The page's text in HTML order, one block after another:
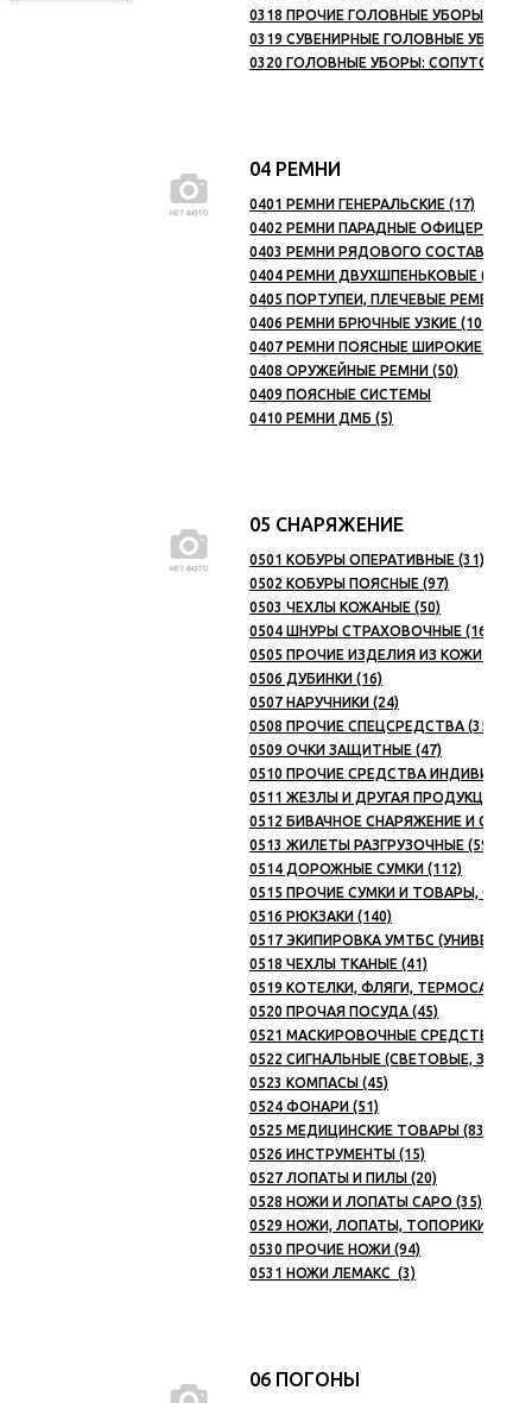
0318 ПРОЧИЕ ГОЛОВНЫЕ УБОРЫ (28)
0319 СУВЕНИРНЫЕ ГОЛОВНЫЕ УБОРЫ
0320 ГОЛОВНЫЕ УБОРЫ:
04 РЕМНИ
0401 РЕМНИ ГЕНЕРАЛЬСКИЕ (17)
0402 РЕМНИ ПАРАДНЫЕ ОФИЦЕРСКИЕ
0403 РЕМНИ РЯДОВОГО СОСТАВА ПОД
0404 РЕМНИ ДВУХШПЕНЬКОВЫЕ (19)
0405 ПОРТУПЕИ, ПЛЕЧЕВЫЕ РЕМЕШКИ
0406 РЕМНИ БРЮЧНЫЕ УЗКИЕ (104)
0407 РЕМНИ ПОЯСНЫЕ ШИРОКИЕ (30)
0408 ОРУЖЕЙНЫЕ РЕМНИ (50)
0409 ПОЯСНЫЕ СИСТЕМЫ
0410 РЕМНИ ДМБ (5)
05 СНАРЯЖЕНИЕ
0501 КОБУРЫ ОПЕРАТИВНЫЕ (31)
0502 КОБУРЫ ПОЯСНЫЕ (97)
0503 ЧЕХЛЫ КОЖАНЫЕ (50)
0504 ШНУРЫ СТРАХОВОЧНЫЕ (16)
0505 ПРОЧИЕ ИЗДЕЛИЯ ИЗ КОЖИ И
0506 ДУБИНКИ (16)
0507 НАРУЧНИКИ (24)
0508 ПРОЧИЕ СПЕЦСРЕДСТВА (35)
0509 ОЧКИ ЗАЩИТНЫЕ (47)
0510 ПРОЧИЕ СРЕДСТВА
0511 ЖЕЗЛЫ И ДРУГАЯ ПРОДУКЦИЯ
0512 БИВАЧНОЕ СНАРЯЖЕНИЕ И
0513 ЖИЛЕТЫ РАЗГРУЗОЧНЫЕ (59)
0514 ДОРОЖНЫЕ СУМКИ (112)
0515 ПРОЧИЕ СУМКИ И ТОВАРЫ,
0516 РЮКЗАКИ (140)
0517 ЭКИПИРОВКА УМТБС
0518 ЧЕХЛЫ ТКАНЫЕ (41)
0519 КОТЕЛКИ, ФЛЯГИ, ТЕРМОСА (33)
0520 ПРОЧАЯ ПОСУДА (45)
0521 МАСКИРОВОЧНЫЕ СРЕДСТВА (25)
0522 СИГНАЛЬНЫЕ (СВЕТОВЫЕ,
0523 КОМПАСЫ (45)
0524 ФОНАРИ (51)
0525 МЕДИЦИНСКИЕ ТОВАРЫ (83)
0526 ИНСТРУМЕНТЫ (15)
0527 ЛОПАТЫ И ПИЛЫ (20)
0528 НОЖИ И ЛОПАТЫ САРО (35)
0529 НОЖИ, ЛОПАТЫ, ТОПОРИКИ НОКС
0530 ПРОЧИЕ НОЖИ (94)
0531 НОЖИ ЛЕМАКС (3)
06 ПОГОНЫ